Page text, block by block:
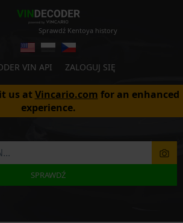
Sprawdź Kentoya history
VIN API ZALOGUJ SIĘ
us atVincario.com for an enhanced
experience.
SPRAWDŹ